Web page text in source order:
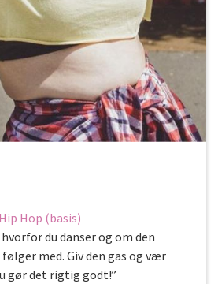
Hip Hop (basis)
du danser og om den
med. Giv den gas og vær
gør det rigtig godt!”